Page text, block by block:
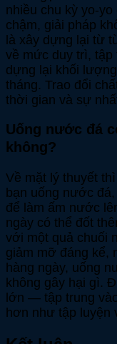
nhiều chu kỳ yo-
chậm, giải pháp
là xây dựng lại từ
về mức duy trì, tập
dựng lại khối
tháng. Trao đổi
thời gian và sự
Uống nước đá
không?
Về mặt lý thuyết
bạn uống nước
để làm ấm nước
ngày có thể đốt
với một quả chuối
giảm mỡ đáng kể,
hàng ngày, uống
không gây hại gì.
lớn — tập trung
hơn như tập luyện